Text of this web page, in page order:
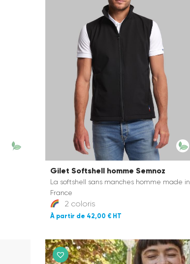
Gilet Softshell homme Semnoz
La softshell sans manches homme made in
France
2 coloris
42,00 €